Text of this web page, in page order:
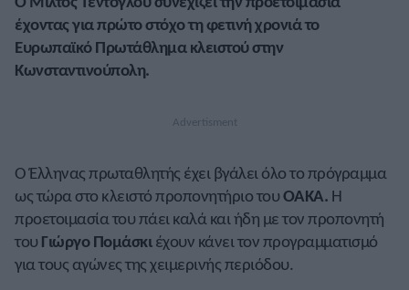
έχοντας για πρώτο στόχο τη φετινή χρονιά το
Ευρωπαϊκό Πρωτάθλημα κλειστού στην
Κωνσταντινούπολη.
Ο Έλληνας πρωταθλητής έχει βγάλει όλο το πρόγραμμα
ως τώρα στο κλειστό προπονητήριο τουΟΑΚΑ. Η
προετοιμασία του πάει καλά και ήδη με τον προπονητή
του Γιώργο Πομάσκιέχουν κάνει τον προγραμματισμό
για τους αγώνες της χειμερινής περιόδου.